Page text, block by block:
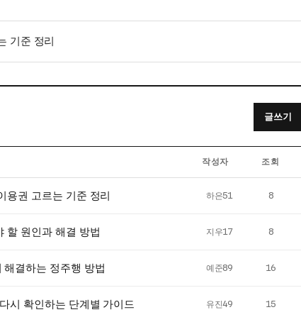
기준 정리
글쓰기
작성자 조회
용권 고르는 기준 정리 하은51 8
할 원인과 해결 방법 지우17 8
해결하는 정주행 방법 예준89 16
시 확인하는 단계별 가이드 유진49 15